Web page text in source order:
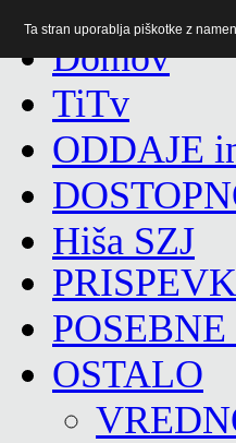
TiTv
ODDAJE
Hiša SZJ
OSTALO
Ta stran uporablja piškotke z